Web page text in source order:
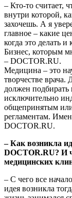
– Кто-то считает,
внутри которой,
захочешь. А я
главное – какие
когда это делать и
Бизнес, которым
– DOCTOR.RU.
Медицина – это
творчестве врача.
должен подбирать
исключительно
общепринятым
регламентам.
DOCTOR.RU.
– Как возникла
DOCTOR.RU? И
медицинских
– С чего все
идея возникла